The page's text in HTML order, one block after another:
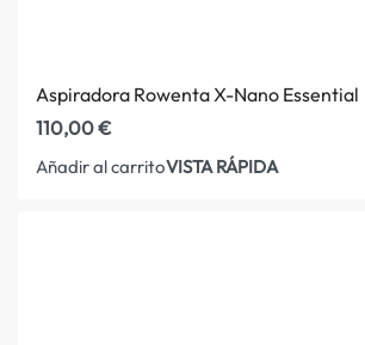
Aspiradora Rowenta X-Nano Essential
110,00€
Añadir al carritoVISTA RÁPIDA